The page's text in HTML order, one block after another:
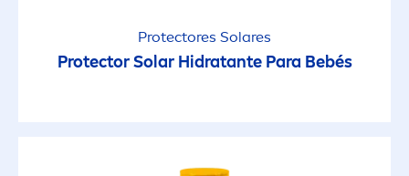
Protectores Solares
Protector Solar Hidratante Para Bebés